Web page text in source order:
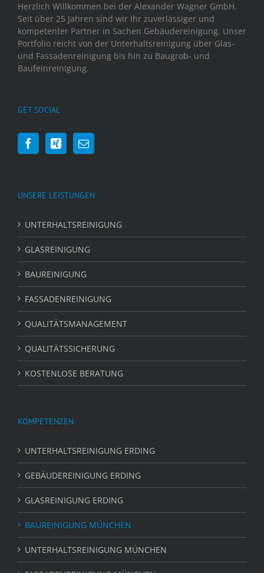
Herzlich Willkommen bei der Alexander Wagner GmbH.
Seit über 25 Jahren sind wir Ihr zuverlässiger und
kompetenter Partner in Sachen Gebäudereinigung. Unser
Portfolio reicht von der Unterhaltsreinigung über Glas-
und Fassadenreinigung bis hin zu Baugrob- und
Baufeinreinigung.
GET SOCIAL
UNSERE LEISTUNGEN
UNTERHALTSREINIGUNG
GLASREINIGUNG
BAUREINIGUNG
FASSADENREINIGUNG
QUALITÄTSMANAGEMENT
QUALITÄTSSICHERUNG
KOSTENLOSE BERATUNG
KOMPETENZEN
UNTERHALTSREINIGUNG ERDING
GEBÄUDEREINIGUNG ERDING
GLASREINIGUNG ERDING
BAUREINIGUNG MÜNCHEN
UNTERHALTSREINIGUNG MÜNCHEN